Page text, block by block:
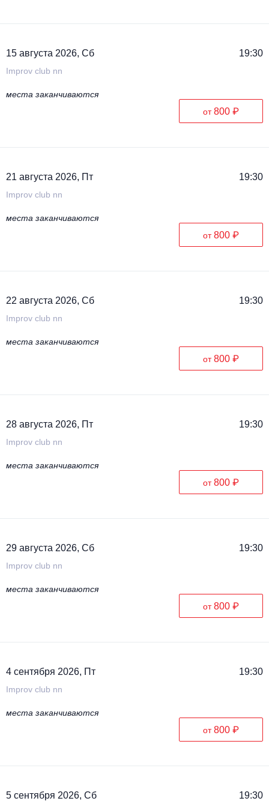
15 августа 2026, Сб 19:30
Improv club nn
места заканчиваются
от800 ₽
21 августа 2026, Пт 19:30
Improv club nn
места заканчиваются
от800 ₽
22 августа 2026, Сб 19:30
Improv club nn
места заканчиваются
от800 ₽
28 августа 2026, Пт 19:30
Improv club nn
места заканчиваются
от800 ₽
29 августа 2026, Сб 19:30
Improv club nn
места заканчиваются
от800 ₽
4 сентября 2026, Пт 19:30
Improv club nn
места заканчиваются
от800 ₽
5 сентября 2026, Сб 19:30